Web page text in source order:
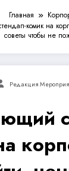
Главная
комик на
советы чтобы не
Редакция